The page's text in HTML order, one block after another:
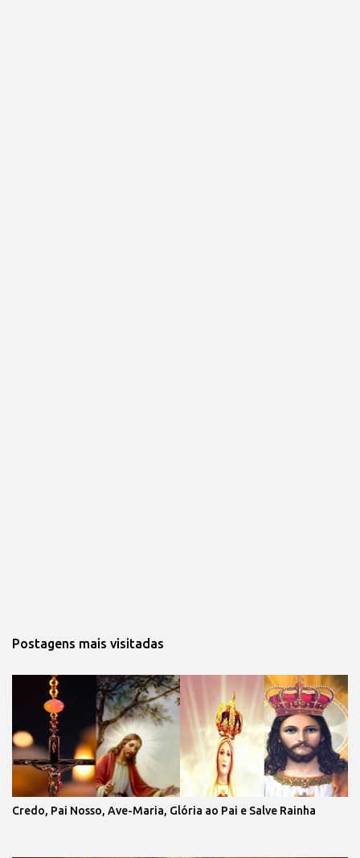
Postagens mais visitadas
Credo, Pai Nosso, Ave-Maria, Glória ao Pai e Salve Rainha